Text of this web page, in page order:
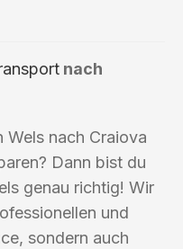
nach
Wels nach Craiova
Dann bist du
genau richtig! Wir
und
sondern auch